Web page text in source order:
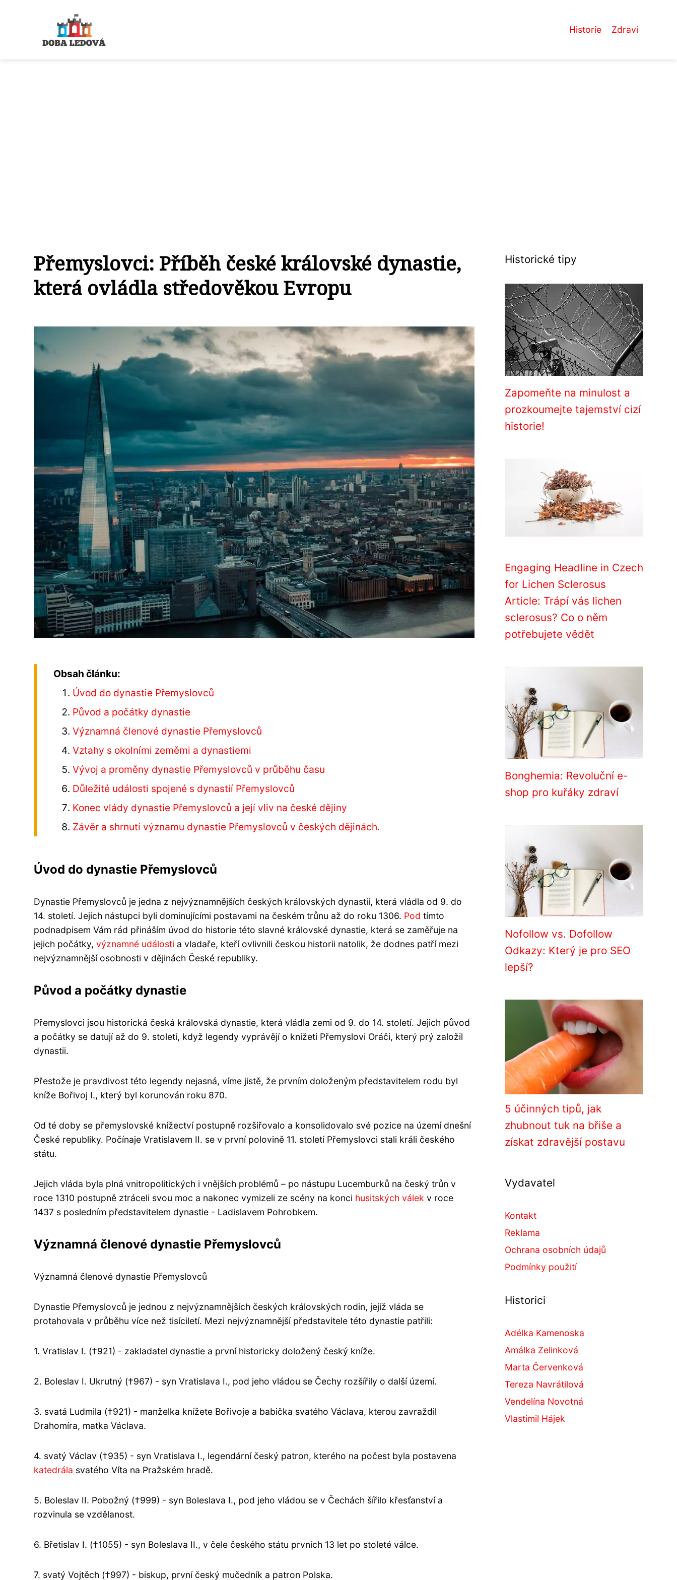
Historie Zdraví
Přemyslovci: Příběh české královské dynastie,
která ovládla středověkou Evropu
Obsah článku:
Úvod do dynastie Přemyslovců
Původ a počátky dynastie
Významná členové dynastie Přemyslovců
Vztahy s okolními zeměmi a dynastiemi
Vývoj a proměny dynastie Přemyslovců v průběhu času
Důležité události spojené s dynastií Přemyslovců
Konec vlády dynastie Přemyslovců a její vliv na české dějiny
Závěr a shrnutí významu dynastie Přemyslovců v českých dějinách.
Úvod do dynastie Přemyslovců
Dynastie Přemyslovců je jedna z nejvýznamnějších českých královských dynastií, která vládla od 9. do
14. století. Jejich nástupci byli dominujícími postavami na českém trůnu až do roku 1306. Pod tímto
podnadpisem Vám rád přináším úvod do historie této slavné královské dynastie, která se zaměřuje na
jejich počátky, významné události a vladaře, kteří ovlivnili českou historii natolik, že dodnes patří mezi
nejvýznamnější osobnosti v dějinách České republiky.
Původ a počátky dynastie
Přemyslovci jsou historická česká královská dynastie, která vládla zemi od 9. do 14. století. Jejich původ
a počátky se datují až do 9. století, když legendy vyprávějí o knížeti Přemyslovi Oráči, který prý založil
dynastii.
Přestože je pravdivost této legendy nejasná, víme jistě, že prvním doloženým představitelem rodu byl
kníže Bořivoj I., který byl korunován roku 870.
Od té doby se přemyslovské knížectví postupně rozšiřovalo a konsolidovalo své pozice na území dnešní
České republiky. Počínaje Vratislavem II. se v první polovině 11. století Přemyslovci stali králi českého
státu.
Jejich vláda byla plná vnitropolitických i vnějších problémů – po nástupu Lucemburků na český trůn v
roce 1310 postupně ztráceli svou moc a nakonec vymizeli ze scény na konci husitských válek v roce
1437 s posledním představitelem dynastie - Ladislavem Pohrobkem.
Významná členové dynastie Přemyslovců
Významná členové dynastie Přemyslovců
Dynastie Přemyslovců je jednou z nejvýznamnějších českých královských rodin, jejíž vláda se
protahovala v průběhu více než tisíciletí. Mezi nejvýznamnější představitele této dynastie patřili:
1. Vratislav I. (†921) - zakladatel dynastie a první historicky doložený český kníže.
2. Boleslav I. Ukrutný (†967) - syn Vratislava I., pod jeho vládou se Čechy rozšířily o další území.
3. svatá Ludmila (†921) - manželka knížete Bořivoje a babička svatého Václava, kterou zavraždil
Drahomíra, matka Václava.
4. svatý Václav (†935) - syn Vratislava I., legendární český patron, kterého na počest byla postavena
katedrála svatého Víta na Pražském hradě.
5. Boleslav II. Pobožný (†999) - syn Boleslava I., pod jeho vládou se v Čechách šířilo křesťanství a
rozvinula se vzdělanost.
6. Břetislav I. (†1055) - syn Boleslava II., v čele českého státu prvních 13 let po stoleté válce.
7. svatý Vojtěch (†997) - biskup, první český mučedník a patron Polska.
Historické tipy
Zapomeňte na minulost a
prozkoumejte tajemství cizí
historie!
Engaging Headline in Czech
for Lichen Sclerosus
Article: Trápí vás lichen
sclerosus? Co o něm
potřebujete vědět
Bonghemia: Revoluční e-
shop pro kuřáky zdraví
Nofollow vs. Dofollow
Odkazy: Který je pro SEO
lepší?
5 účinných tipů, jak
zhubnout tuk na břiše a
získat zdravější postavu
Vydavatel
Kontakt
Reklama
Ochrana osobních údajů
Podmínky použití
Historici
Adélka Kamenoska
Amálka Zelinková
Marta Červenková
Tereza Navrátilová
Vendelína Novotná
Vlastimil Hájek